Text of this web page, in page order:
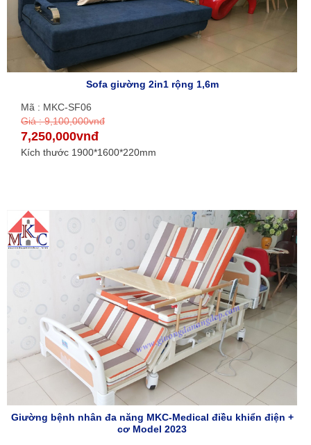
Sofa giường 2in1 rộng 1,6m
Mã : MKC-SF06
Giá : 9,100,000vnđ
7,250,000vnđ
Kích thước 1900*1600*220mm
Giường bệnh nhân đa năng MKC-Medical điều khiển điện +
cơ Model 2023